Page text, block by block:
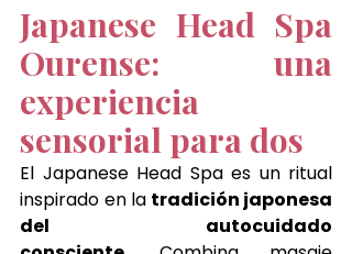
Japanese Head Spa
Ourense: una
experiencia
sensorial para dos
El Japanese Head Spa es un ritual
inspirado en la tradición japonesa
del autocuidado